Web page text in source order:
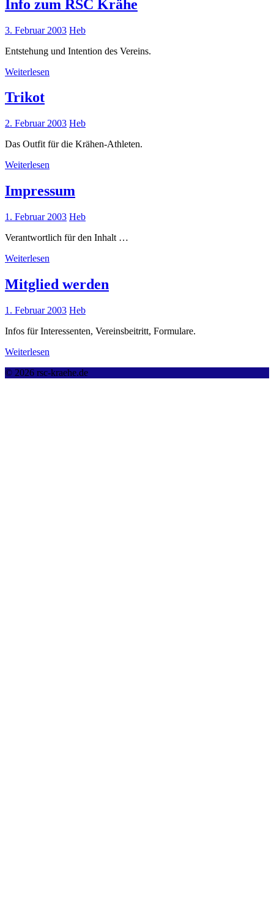
Info zum RSC Krähe
3. Februar 2003 Heb
Entstehung und Intention des Vereins.
Weiterlesen
Trikot
2. Februar 2003 Heb
Das Outfit für die Krähen-Athleten.
Weiterlesen
Impressum
1. Februar 2003 Heb
Verantwortlich für den Inhalt …
Weiterlesen
Mitglied werden
1. Februar 2003 Heb
Infos für Interessenten, Vereinsbeitritt, Formulare.
Weiterlesen
© 2026 rsc-kraehe.de